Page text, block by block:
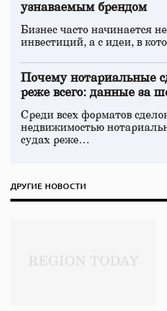
узнаваемым брендом
Бизнес часто начинается
инвестиций, а с идеи, в
Почему нотариальные
реже всего: данные за
Среди всех форматов
недвижимостью
судах реже…
ДРУГИЕ НОВОСТИ